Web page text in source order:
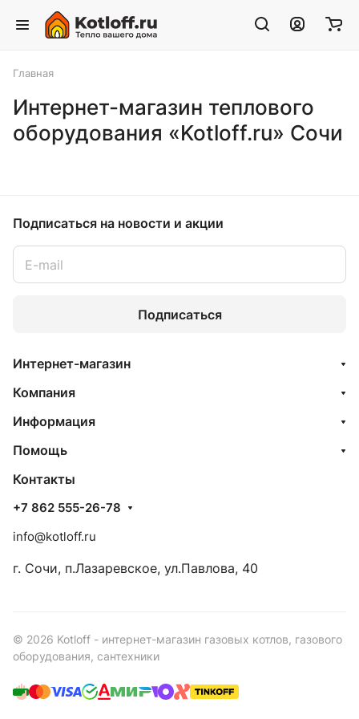
Главная
Интернет-магазин теплового
оборудования «Kotloff.ru» Сочи
Подписаться на новости и акции
Подписаться
Интернет-магазин
Компания
Информация
Помощь
Контакты
+7 862 555-26-78
info@kotloff.ru
г. Сочи, п.Лазаревское, ул.Павлова, 40
© 2026 Kotloff - интернет-магазин газовых котлов, газового
оборудования, сантехники